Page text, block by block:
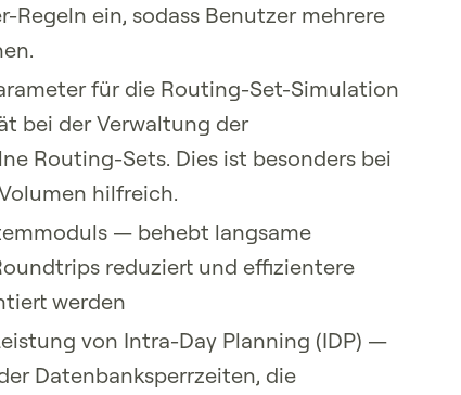
Regeln ein, sodass Benutzer mehrere
für die Routing-Set-Simulation
bei der Verwaltung der
Routing-Sets. Dies ist besonders bei
hilfreich.
— behebt langsame
reduziert und effizientere
werden
von Intra-Day Planning (IDP) —
Datenbanksperrzeiten, die